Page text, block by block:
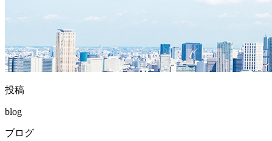
投稿
blog
ブログ